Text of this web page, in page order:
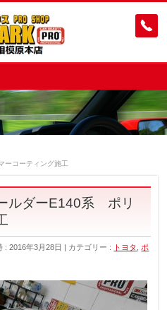
コーティング施工
ルダーE140系 ポリ
: 2016年3月28日 カテゴリー : トヨタ
ポ